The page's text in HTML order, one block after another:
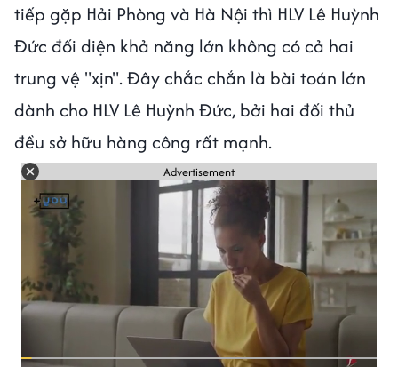
tiếp gặp Hải Phòng và Hà Nội thì HLV Lê Huỳnh
Đức đối diện khả năng lớn không có cả hai
trung vệ "xịn". Đây chắc chắn là bài toán lớn
dành cho HLV Lê Huỳnh Đức, bởi hai đối thủ
đều sở hữu hàng công rất mạnh.
Advertisement